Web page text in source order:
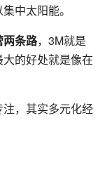
中太阳能。
两条路，3M就是
的好处就是像在
，其实多元化经